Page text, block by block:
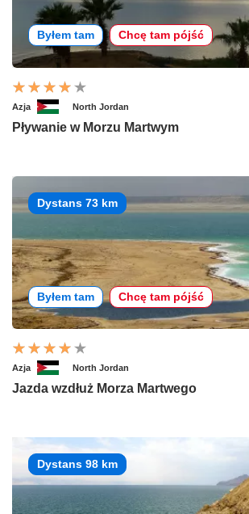
Byłem tam Chcę tam pójść
Azja North Jordan
Pływanie w Morzu Martwym
Dystans 73 km
Byłem tam Chcę tam pójść
Azja North Jordan
Jazda wzdłuż Morza Martwego
Dystans 98 km